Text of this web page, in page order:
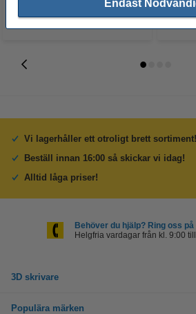
Endast
Vi lagerhåller ett otroligt brett sortiment!
Beställ innan 16:00 så skickar vi idag!
Alltid låga priser!
Behöver du hjälp? Ring oss på
Helgfria vardagar från kl. 9:00
3D skrivare
Populära märken